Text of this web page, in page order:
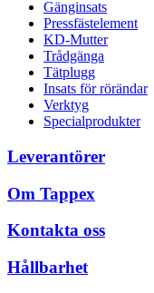
Gänginsats
Pressfästelement
KD-Mutter
Trådgänga
Tätplugg
Insats för rörändar
Verktyg
Specialprodukter
Leverantörer
Om Tappex
Kontakta oss
Hållbarhet